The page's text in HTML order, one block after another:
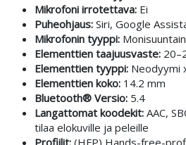
Mikrofoni irrotettava: Ei
Puheohjaus:Siri, Google
Mikrofonin tyyppi:
Elementtien taajuusvaste:
Elementtien tyyppi: Neodyymi
Elementtien koko: 14.2 mm
Bluetooth® Versio: 5.4
Langattomat koodekit: AAC,
tilaa elokuville ja peleille